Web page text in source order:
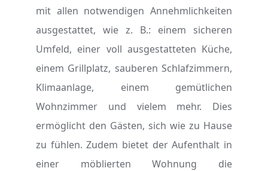
mit allen notwendigen Annehmlichkeiten
ausgestattet, wie z. B.: einem sicheren
Umfeld, einer voll ausgestatteten Küche,
einem Grillplatz, sauberen Schlafzimmern,
Klimaanlage, einem gemütlichen
Wohnzimmer und vielem mehr. Dies
ermöglicht den Gästen, sich wie zu Hause
zu fühlen. Zudem bietet der Aufenthalt in
einer möblierten Wohnung die